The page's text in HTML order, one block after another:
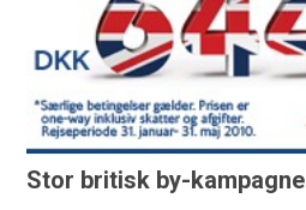
Stor britisk by-kampagne